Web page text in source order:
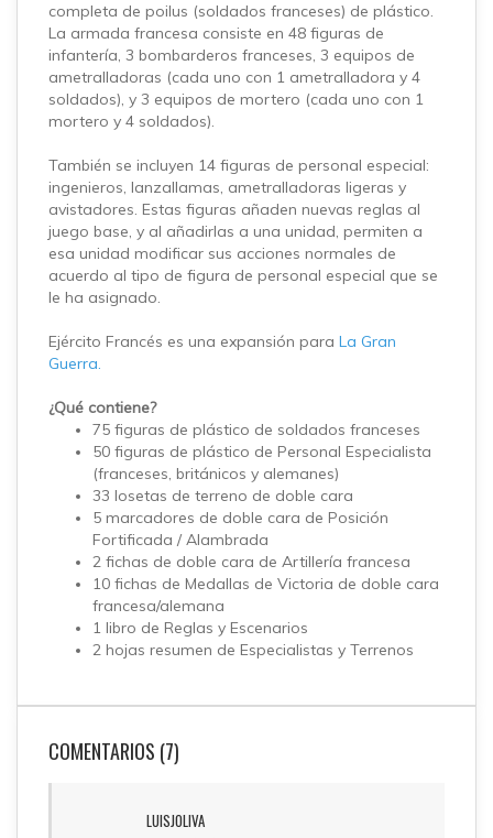
completa de poilus (soldados franceses) de plástico.
La armada francesa consiste en 48 figuras de
infantería, 3 bombarderos franceses, 3 equipos de
ametralladoras (cada uno con 1 ametralladora y 4
soldados), y 3 equipos de mortero (cada uno con 1
mortero y 4 soldados).
También se incluyen 14 figuras de personal especial:
ingenieros, lanzallamas, ametralladoras ligeras y
avistadores. Estas figuras añaden nuevas reglas al
juego base, y al añadirlas a una unidad, permiten a
esa unidad modificar sus acciones normales de
acuerdo al tipo de figura de personal especial que se
le ha asignado.
Ejército Francés es una expansión para La Gran
Guerra.
¿Qué contiene?
75 figuras de plástico de soldados franceses
50 figuras de plástico de Personal Especialista
(franceses, británicos y alemanes)
33 losetas de terreno de doble cara
5 marcadores de doble cara de Posición
Fortificada / Alambrada
2 fichas de doble cara de Artillería francesa
10 fichas de Medallas de Victoria de doble cara
francesa/alemana
1 libro de Reglas y Escenarios
2 hojas resumen de Especialistas y Terrenos
COMENTARIOS (7)
LUISJOLIVA